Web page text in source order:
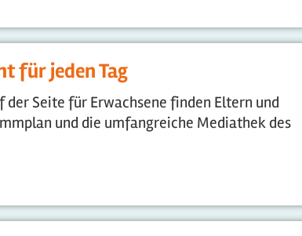
für jeden Tag
Seite für Erwachsene finden Eltern und
und die umfangreiche Mediathek des